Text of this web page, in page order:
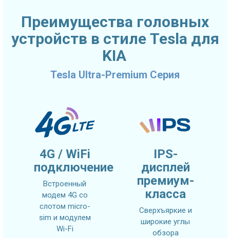
Преимущества головных
устройств в стиле Tesla для
KIA
Tesla Ultra-Premium Серия
4G / WiFi
подключение
Встроенный
модем 4G со
слотом micro-
sim и модулем
Wi-Fi
IPS-
дисплей
премиум-
класса
Сверхъяркие и
широкие углы
обзора